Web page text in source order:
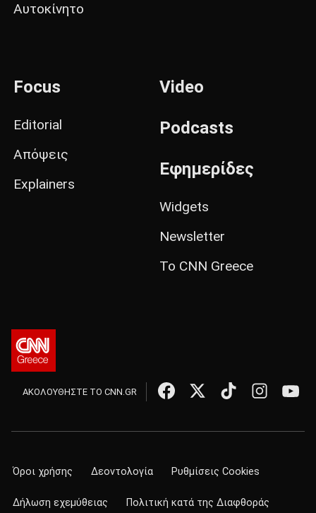
Αυτοκίνητο
Focus
Editorial
Απόψεις
Explainers
Video
Podcasts
Εφημερίδες
Widgets
Newsletter
Το CNN Greece
ΑΚΟΛΟΥΘΗΣΤΕ ΤΟ CNN.GR
Όροι χρήσης Δεοντολογία Ρυθμίσεις Cookies
Δήλωση εχεμύθειας Πολιτική κατά της Διαφθοράς